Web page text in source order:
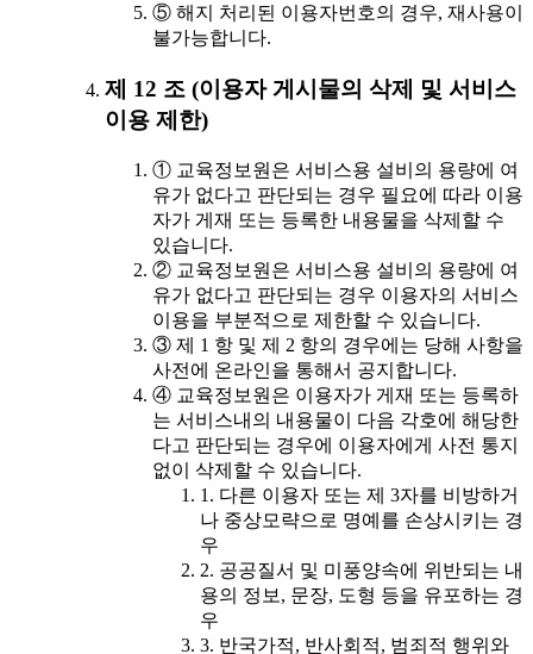
⑤ 해지 처리된 이용자번호의 경우, 재사용이
불가능합니다.
제 12 조 (이용자 게시물의 삭제 및 서비스
이용 제한)
① 교육정보원은 서비스용 설비의 용량에 여
유가 없다고 판단되는 경우 필요에 따라 이용
자가 게재 또는 등록한 내용물을 삭제할 수
있습니다.
② 교육정보원은 서비스용 설비의 용량에 여
유가 없다고 판단되는 경우 이용자의 서비스
이용을 부분적으로 제한할 수 있습니다.
③ 제 1 항 및 제 2 항의 경우에는 당해 사항을
사전에 온라인을 통해서 공지합니다.
④ 교육정보원은 이용자가 게재 또는 등록하
는 서비스내의 내용물이 다음 각호에 해당한
다고 판단되는 경우에 이용자에게 사전 통지
없이 삭제할 수 있습니다.
1. 다른 이용자 또는 제 3자를 비방하거
나 중상모략으로 명예를 손상시키는 경
우
2. 공공질서 및 미풍양속에 위반되는 내
용의 정보, 문장, 도형 등을 유포하는 경
우
3. 반국가적, 반사회적, 범죄적 행위와